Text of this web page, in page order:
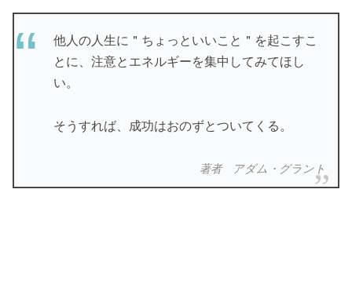
他人の人生に＂ちょっといいこと＂を起こすこ
とに、注意とエネルギーを集中してみてほし
い。
そうすれば、成功はおのずとついてくる。
著者 アダム・グラント